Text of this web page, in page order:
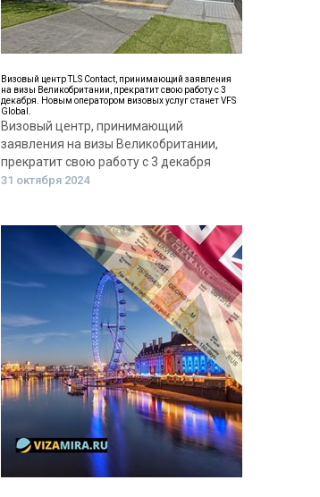
Визовый центр TLS Contact, принимающий заявления
на визы Великобритании, прекратит свою работу с 3
декабря. Новым оператором визовых услуг станет VFS
Global.
Визовый центр, принимающий
заявления на визы Великобритании,
прекратит свою работу с 3 декабря
31 октября 2024